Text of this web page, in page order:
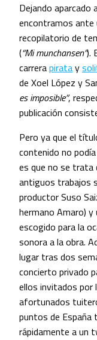
Dejando
encontramos
recopilatorio de
(“Mi munchansen”).
carrerapiratay
de Xoel López y
es imposible”,
publicación
Pero ya que el
contenido no
es que no se trata
antiguos trabajos
productor Suso
hermano Amaro)
escogido para la
sonora a la obra.
lugar tras dos
concierto privado
ellos invitados
afortunados
puntos de España
rápidamente a un